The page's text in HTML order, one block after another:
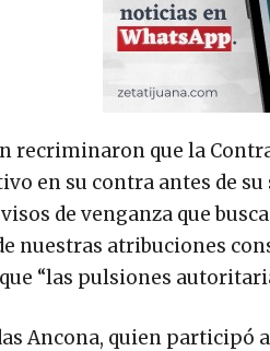
recriminaron que la
en su contra antes de su
de venganza que
nuestras atribuciones
“las pulsiones
Ancona, quien